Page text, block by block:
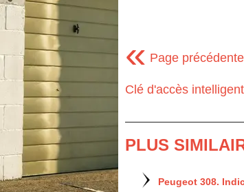
« Page précédente
Clé d'accès
PLUS
Peugeot 308.